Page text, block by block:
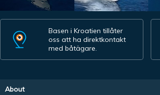
Basen i Kroatien tillåter
oss att ha direktkontakt
med båtägare.
About